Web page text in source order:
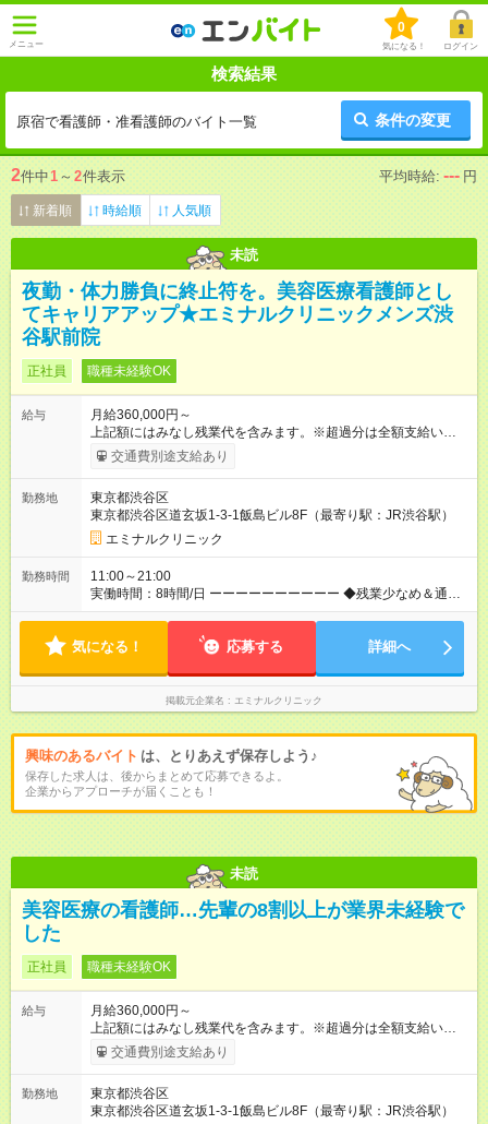
メニュー
0
気になる！ ログイン
検索結果
原宿で看護師・准看護師のバイト一覧 条件の変更
2件中1 ～ 2件表示 平均時給: --- 円
新着順 時給順 人気順
未読
夜勤・体力勝負に終止符を。美容医療看護師とし
てキャリアアップ★エミナルクリニックメンズ渋
谷駅前院
正社員 職種未経験OK
給与
月給360,000円～
上記額にはみなし残業代を含みます。※超過分は全額支給いたし
ます。 みなし残業代 46,900円／月 みなし残業時間 23時間／月
【試用期間】試用期間あり 試用期間の長さ：6ヶ月 ※ 雇用形態
採用（契約社員） 給与：月給 340,000円 ～ 340,000円 上記額に
はみなし残業代を含みます。※超過分は全額支給いたします。
みなし残業代 46,900円／月 みなし残業時間 23時間／月
交通費別途支給あり
勤務地
東京都渋谷区
東京都渋谷区道玄坂1-3-1飯島ビル8F（最寄り駅：JR渋谷駅）
エミナルクリニック
勤務時間
11:00～21:00
実働時間：8時間/日 ーーーーーーーーーー ◆残業少なめ＆通勤
も楽々◆ ーーーーーーーーーー 11時開院のため、朝はゆっくり
ーーーーーーーーー ◆夜勤はありません◆ ーーーーーーーーー
気になる！ 応募する 詳細へ
掲載元企業名 エミナルクリニック
興味のあるバイト は、とりあえず保存しよう♪
保存した求人は、後からまとめて応募できるよ。
企業からアプローチが届くことも！
未読
美容医療の看護師…先輩の8割以上が業界未経験で
した
正社員 職種未経験OK
給与
月給360,000円～
上記額にはみなし残業代を含みます。※超過分は全額支給いたし
ます。 みなし残業代 46,900円／月 みなし残業時間 23時間／月
【試用期間】試用期間あり 試用期間の長さ：6ヶ月 ※ 雇用形態
採用（契約社員） 給与：月給 340,000円 ～ 340,000円 上記額に
はみなし残業代を含みます。※超過分は全額支給いたします。
交通費別途支給あり
勤務地
東京都渋谷区
東京都渋谷区道玄坂1-3-1飯島ビル8F（最寄り駅：JR渋谷駅）